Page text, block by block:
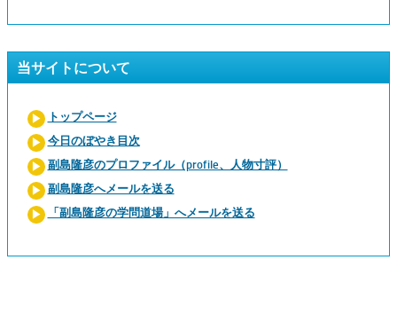
当サイトについて
トップページ
今日のぼやき目次
副島隆彦のプロファイル（profile、人物寸評）
副島隆彦へメールを送る
「副島隆彦の学問道場」へメールを送る